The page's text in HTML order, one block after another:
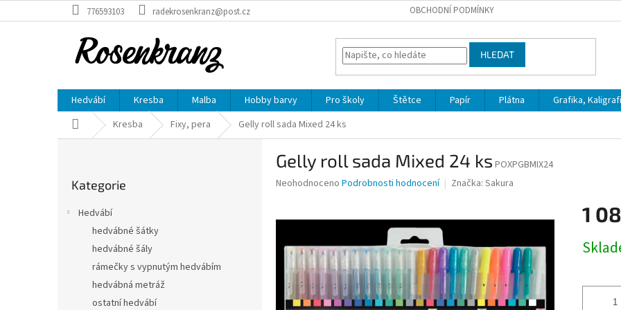
na
776593103 radekrosenkranz@post.cz OBCHODNÍ PODMÍNKY
HLEDAT
Hedvábí Kresba Malba Hobby barvy Pro školy Štětce Papír Plátna Grafika,
Domů Kresba Fixy, pera Gelly roll sada Mixed 24 ks
kategorie
Kategorie
Hedvábí
hedvábné šátky
hedvábné šály
rámečky s vypnutým hedvábím
hedvábná metráž
ostatní hedvábí
Gelly roll sada Mixed 24 ks POXPGBMIX24
Průměrné
je
hvězdiček.
Neohodnoceno Podrobnosti hodnocení Značka: Sakura
1
cena: